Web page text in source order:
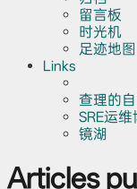
留言板
时光机
足迹地图
Links
查理的
SRE运维
镜湖
Articles